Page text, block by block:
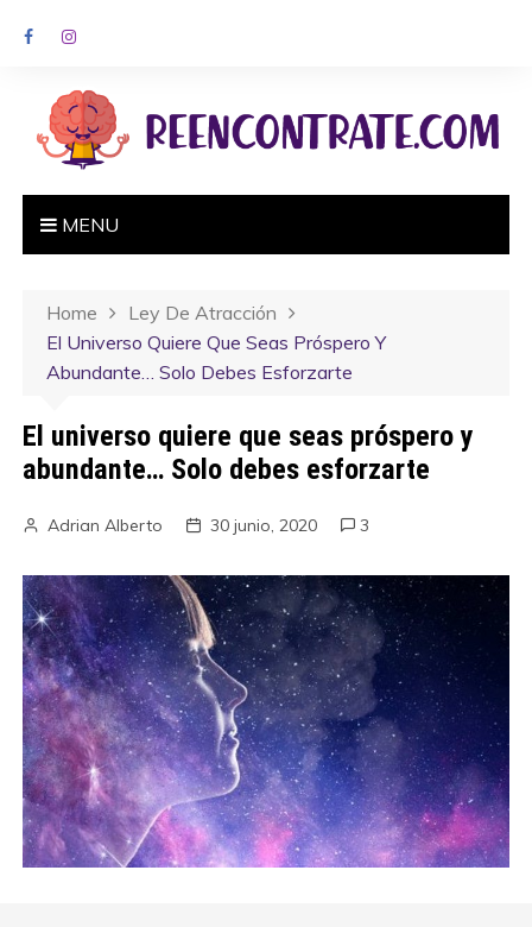
MENU
Home
Ley De Atracción
El Universo Quiere Que Seas Próspero Y
Abundante… Solo Debes Esforzarte
El universo quiere que seas próspero y
abundante… Solo debes esforzarte
Adrian Alberto 30 junio, 2020 3